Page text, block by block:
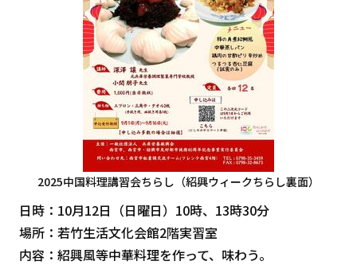
2025中国料理講習会ちらし（紹興ウィークちらし裏面）
日時：10月12日（日曜日）10時、13時30分
場所：若竹生活文化会館2階実習室
内容：紹興風等中華料理を作って、味わう。